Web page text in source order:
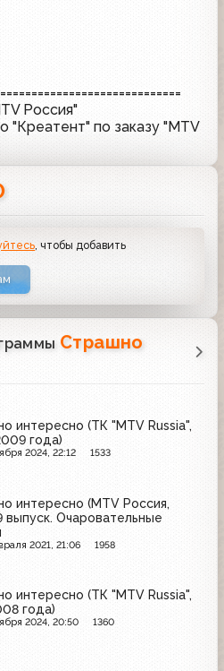
Россия"
"Креатент" по заказу "MTV
, чтобы добавить
Страшно
интересно (ТК "MTV Russia",
года)
2024, 22:12 1533
интересно (MTV Россия,
выпуск. Очаровательные
2021, 21:06 1958
интересно (ТК "MTV Russia",
года)
2024, 20:50 1360